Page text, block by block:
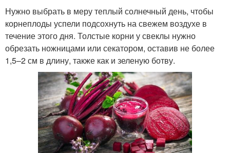
Нужно выбрать в меру теплый солнечный день, чтобы
корнеплоды успели подсохнуть на свежем воздухе в
течение этого дня. Толстые корни у свеклы нужно
обрезать ножницами или секатором, оставив не более
1,5–2 см в длину, также как и зеленую ботву.